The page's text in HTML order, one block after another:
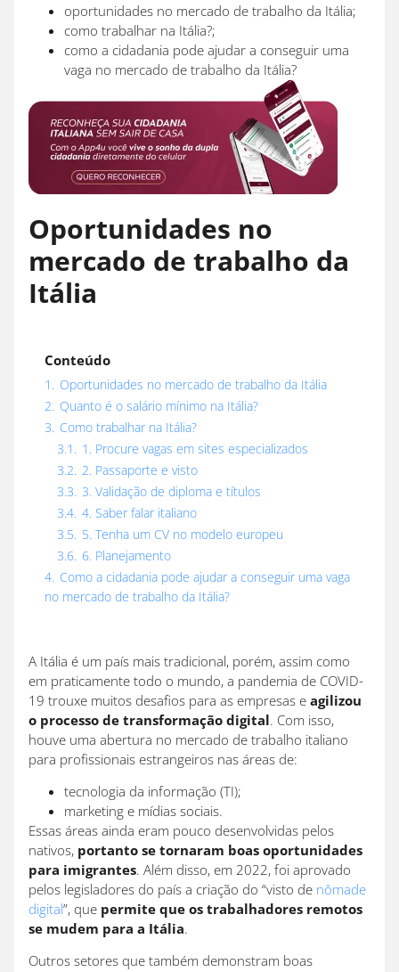
oportunidades no mercado de trabalho da Itália;
como trabalhar na Itália?;
como a cidadania pode ajudar a conseguir uma
vaga no mercado de trabalho da Itália?
Oportunidades no
mercado de trabalho da
Itália
Conteúdo
1. Oportunidades no mercado de trabalho da Itália
2. Quanto é o salário mínimo na Itália?
3. Como trabalhar na Itália?
3.1. 1. Procure vagas em sites especializados
3.2. 2. Passaporte e visto
3.3. 3. Validação de diploma e títulos
3.4. 4. Saber falar italiano
3.5. 5. Tenha um CV no modelo europeu
3.6. 6. Planejamento
4. Como a cidadania pode ajudar a conseguir uma vaga
no mercado de trabalho da Itália?
A Itália é um país mais tradicional, porém, assim como
em praticamente todo o mundo, a pandemia de COVID-
19 trouxe muitos desafios para as empresas e agilizou
o processo de transformação digital. Com isso,
houve uma abertura no mercado de trabalho italiano
para profissionais estrangeiros nas áreas de:
tecnologia da informação (TI);
marketing e mídias sociais.
Essas áreas ainda eram pouco desenvolvidas pelos
nativos, portanto se tornaram boas oportunidades
para imigrantes. Além disso, em 2022, foi aprovado
pelos legisladores do país a criação do “visto de nômade
digital”, que permite que os trabalhadores remotos
se mudem para a Itália.
Outros setores que também demonstram boas